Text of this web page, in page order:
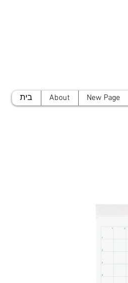
בית About New Page